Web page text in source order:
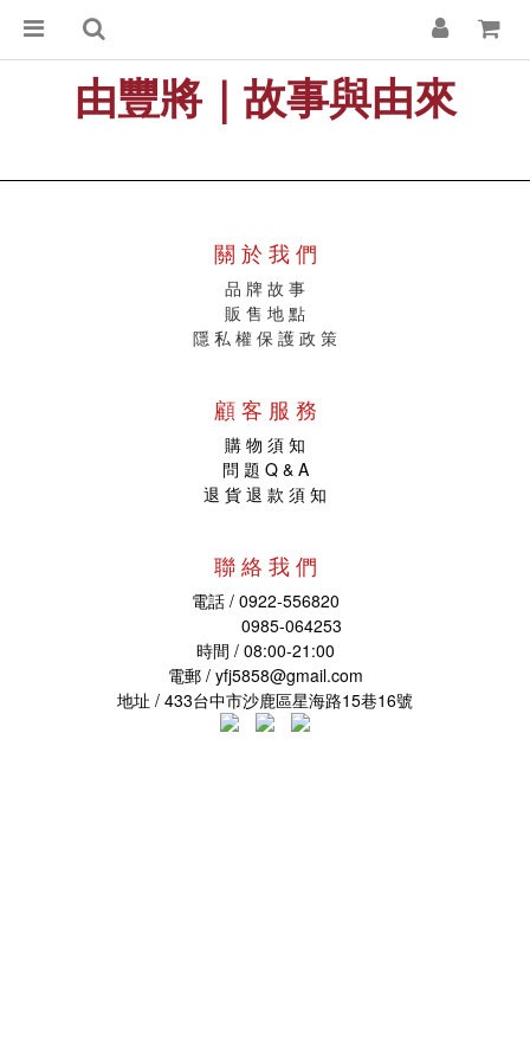
由豐將｜故事與由來
關 於 我 們
品 牌 故 事
販 售 地 點
隱 私 權 保 護 政 策
顧 客 服 務
購 物 須 知
問 題 Q & A
退 貨 退 款 須 知
聯 絡 我 們
電話 / 0922-556820
0985-064253
時間 / 08:00-21:00
電郵 / yfj5858@gmail.com
地址 / 433台中市沙鹿區星海路15巷16號